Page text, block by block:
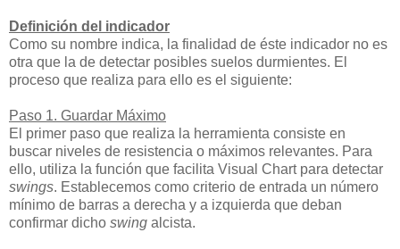
Definición del indicador
Como su nombre indica, la finalidad de éste indicador no es
otra que la de detectar posibles suelos durmientes. El
proceso que realiza para ello es el siguiente:
Paso 1. Guardar Máximo
El primer paso que realiza la herramienta consiste en
buscar niveles de resistencia o máximos relevantes. Para
ello, utiliza la función que facilita Visual Chart para detectar
swings. Establecemos como criterio de entrada un número
mínimo de barras a derecha y a izquierda que deban
confirmar dicho swing alcista.